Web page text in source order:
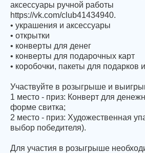
аксессуары ручной работы
https://vk.com/club41434940.
• украшения и аксессуары
• открытки
• конверты для денег
• конверты для подарочных карт
• коробочки, пакеты для подарков
Участвуйте в розыгрыше и
1 место - приз: Конверт для
форме свитка;
2 место - приз: Художественная
выбор победителя).
Для участия в розыгрыше